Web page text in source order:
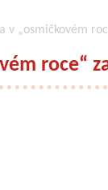
v „osmičkovém
roce“